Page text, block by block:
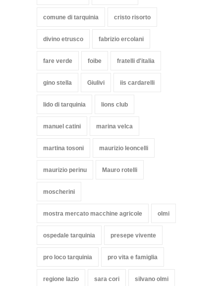
comune di tarquinia cristo risorto
divino etrusco fabrizio ercolani
fare verde foibe fratelli d'italia
gino stella Giulivi iis cardarelli
lido di tarquinia lions club
manuel catini marina velca
martina tosoni maurizio leoncelli
maurizio perinu Mauro rotelli
moscherini
mostra mercato macchine agricole olmi
ospedale tarquinia presepe vivente
pro loco tarquinia pro vita e famiglia
regione lazio sara cori silvano olmi